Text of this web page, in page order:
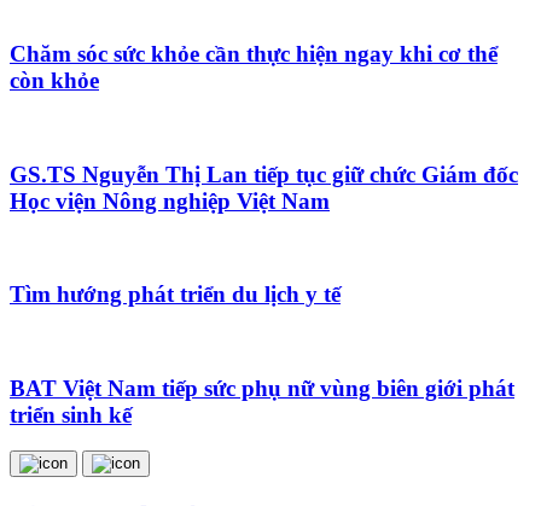
Chăm sóc sức khỏe cần thực hiện ngay khi cơ thể
còn khỏe
GS.TS Nguyễn Thị Lan tiếp tục giữ chức Giám đốc
Học viện Nông nghiệp Việt Nam
Tìm hướng phát triển du lịch y tế
BAT Việt Nam tiếp sức phụ nữ vùng biên giới phát
triển sinh kế